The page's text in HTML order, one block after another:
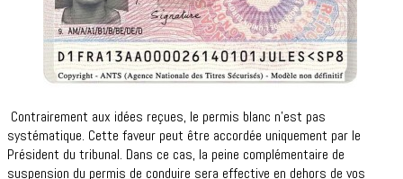
Contrairement aux idées reçues, le permis blanc n’est pas
systématique. Cette faveur peut être accordée uniquement par le
Président du tribunal. Dans ce cas, la peine complémentaire de
suspension du permis de conduire sera effective en dehors de vos